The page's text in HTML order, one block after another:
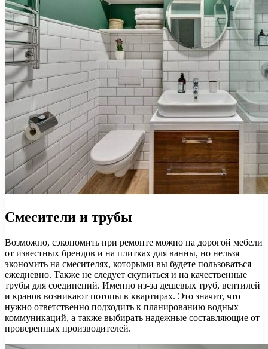
Смесители и трубы
Возможно, сэкономить при ремонте можно на дорогой мебели
от известных брендов и на плитках для ванны, но нельзя
экономить на смесителях, которыми вы будете пользоваться
ежедневно. Также не следует скупиться и на качественные
трубы для соединений. Именно из-за дешевых труб, вентилей
и кранов возникают потопы в квартирах. Это значит, что
нужно ответственно подходить к планированию водных
коммуникаций, а также выбирать надежные составляющие от
проверенных производителей.